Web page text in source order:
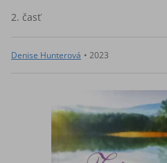
2. časť
Denise Hunterová • 2023